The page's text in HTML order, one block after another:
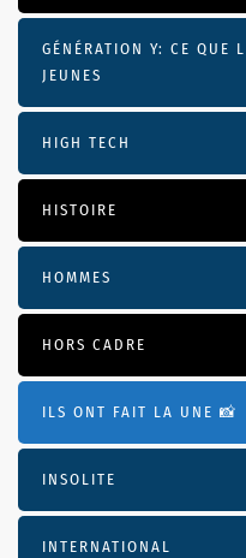
GÉNÉRATION Y: CE QUE
JEUNES
HIGH TECH
HISTOIRE
HOMMES
HORS CADRE
ILS ONT FAIT LA UNE 📸
INSOLITE
INTERNATIONAL